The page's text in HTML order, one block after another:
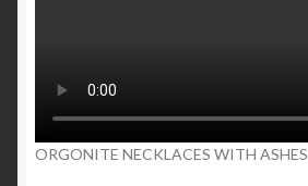
ORGONITE NECKLACES WITH ASHES